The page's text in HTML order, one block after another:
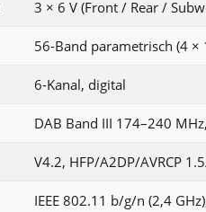
3 × 6 V (Front / Rear /
56-Band parametrisch (4 ×
6-Kanal, digital
DAB Band III 174–240
V4.2, HFP/A2DP/AVRCP
IEEE 802.11 b/g/n (2,4